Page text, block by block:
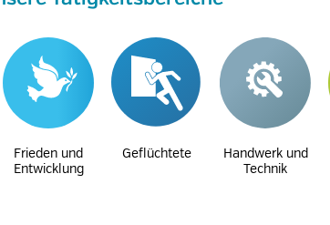
Frieden und
Entwicklung
Geflüchtete
Handwerk und
Technik